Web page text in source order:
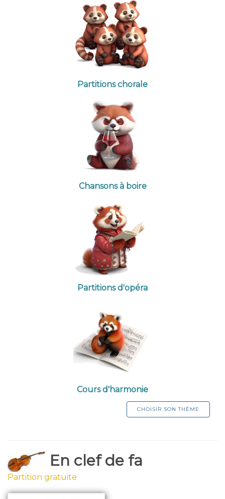
Partitions chorale
Chansons à boire
Partitions d'opéra
Cours d'harmonie
CHOISIR SON THÈME
En clef de fa
Partition gratuite